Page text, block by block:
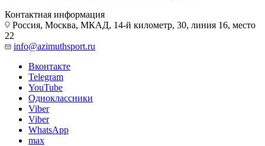
Контактная информация
Россия, Москва, МКАД, 14-й километр, 30, линия 16, место
22
info@azimuthsport.ru
Вконтакте
Telegram
YouTube
Одноклассники
Viber
Viber
WhatsApp
max